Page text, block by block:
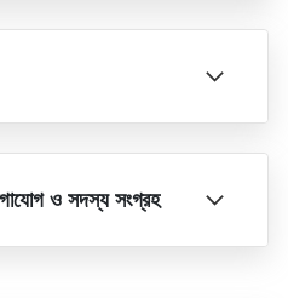
ও সদস্য সংগ্রহ